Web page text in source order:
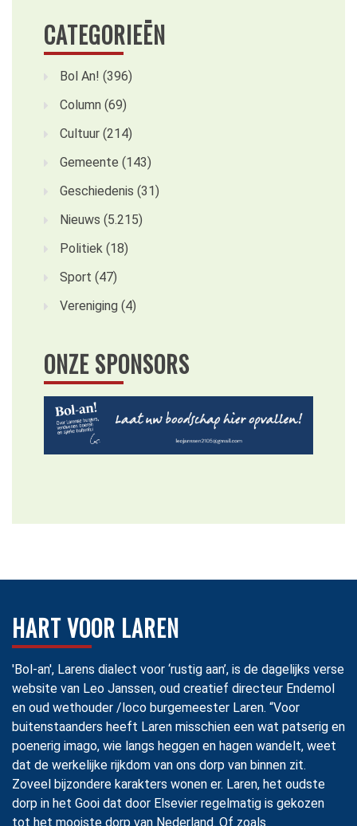
CATEGORIEËN
Bol An! (396)
Column (69)
Cultuur (214)
Gemeente (143)
Geschiedenis (31)
Nieuws (5.215)
Politiek (18)
Sport (47)
Vereniging (4)
ONZE SPONSORS
HART VOOR LAREN
'Bol-an', Larens dialect voor ‘rustig aan’, is de dagelijks verse
website van Leo Janssen, oud creatief directeur Endemol
en oud wethouder /loco burgemeester Laren. “Voor
buitenstaanders heeft Laren misschien een wat patserig en
poenerig imago, wie langs heggen en hagen wandelt, weet
dat de werkelijke rijkdom van ons dorp van binnen zit.
Zoveel bijzondere karakters wonen er. Laren, het oudste
dorp in het Gooi dat door Elsevier regelmatig is gekozen
tot het mooiste dorp van Nederland. Of zoals